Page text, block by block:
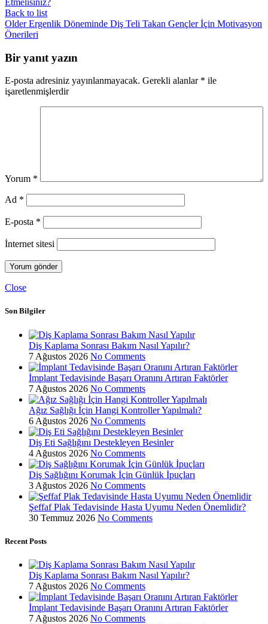
Back to list
Older Ergenlik Döneminde Diş Teli Takan Gençler İçin Motivasyon
Önerileri
Bir yanıt yazın
E-posta adresiniz yayınlanmayacak. Gerekli alanlar * ile
işaretlenmişlerdir
Yorum *
Ad *
E-posta *
İnternet sitesi
Close
Son Bilgiler
Diş Kaplama Sonrası Bakım Nasıl Yapılır?
7 Ağustos 2026 No Comments
İmplant Tedavisinde Başarı Oranını Artıran Faktörler
7 Ağustos 2026 No Comments
Ağız Sağlığı İçin Hangi Kontroller Yapılmalı?
6 Ağustos 2026 No Comments
Diş Eti Sağlığını Destekleyen Besinler
4 Ağustos 2026 No Comments
Diş Sağlığını Korumak İçin Günlük İpuçları
3 Ağustos 2026 No Comments
Şeffaf Plak Tedavisinde Hasta Uyumu Neden Önemlidir?
30 Temmuz 2026 No Comments
Recent Posts
Diş Kaplama Sonrası Bakım Nasıl Yapılır?
7 Ağustos 2026 No Comments
İmplant Tedavisinde Başarı Oranını Artıran Faktörler
7 Ağustos 2026 No Comments